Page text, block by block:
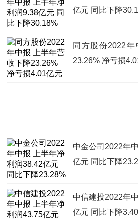
亿元 同比下降
同方股份2022
23.26% 净亏损
中金公司2022年
亿元 同比下降
中信建投2022年
亿元 同比下降